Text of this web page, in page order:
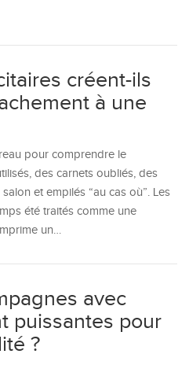
créent-ils
à une
pour comprendre le
des carnets oubliés, des
et empilés “au cas où”. Les
été traités comme une
un…
avec
puissantes pour
?